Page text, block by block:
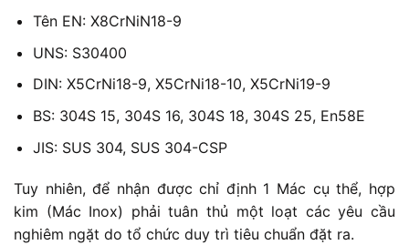
Tên EN: X8CrNiN18-9
UNS: S30400
DIN: X5CrNi18-9, X5CrNi18-10, X5CrNi19-9
BS: 304S 15, 304S 16, 304S 18, 304S 25, En58E
JIS: SUS 304, SUS 304-CSP
Tuy nhiên, để nhận được chỉ định 1 Mác cụ thể, hợp
kim (Mác Inox) phải tuân thủ một loạt các yêu cầu
nghiêm ngặt do tổ chức duy trì tiêu chuẩn đặt ra.